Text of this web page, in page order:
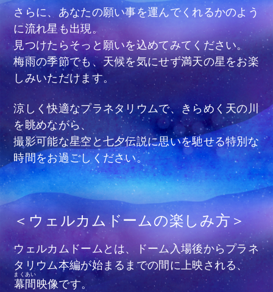
さらに、あなたの願い事を運んでくれるかのよう
に流れ星も出現。
見つけたらそっと願いを込めてみてください。
梅雨の季節でも、天候を気にせず満天の星をお楽
しみいただけます。
涼しく快適なプラネタリウムで、きらめく天の川
を眺めながら、
撮影可能な星空と七夕伝説に思いを馳せる特別な
時間をお過ごしください。
＜ウェルカムドームの楽しみ方＞
ウェルカムドームとは、ドーム入場後からプラネ
タリウム本編が始まるまでの間に上映される、
幕間
まくあい
映像です。